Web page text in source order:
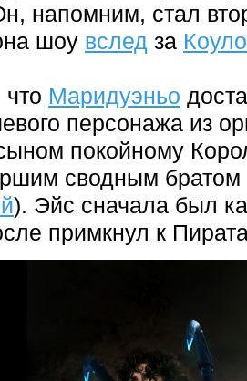
напомним, стал
шоу вслед за
Маридуэньо
персонажа из
покойному
сводным
). Эйс сначала был
примкнул к